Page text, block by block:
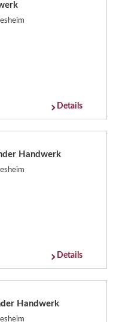
Details
Handwerk
Details
Handwerk